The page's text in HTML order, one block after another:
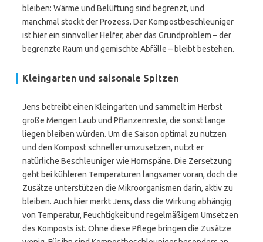
bleiben: Wärme und Belüftung sind begrenzt, und
manchmal stockt der Prozess. Der Kompostbeschleuniger
ist hier ein sinnvoller Helfer, aber das Grundproblem – der
begrenzte Raum und gemischte Abfälle – bleibt bestehen.
Kleingarten und saisonale Spitzen
Jens betreibt einen Kleingarten und sammelt im Herbst
große Mengen Laub und Pflanzenreste, die sonst lange
liegen bleiben würden. Um die Saison optimal zu nutzen
und den Kompost schneller umzusetzen, nutzt er
natürliche Beschleuniger wie Hornspäne. Die Zersetzung
geht bei kühleren Temperaturen langsamer voran, doch die
Zusätze unterstützen die Mikroorganismen darin, aktiv zu
bleiben. Auch hier merkt Jens, dass die Wirkung abhängig
von Temperatur, Feuchtigkeit und regelmäßigem Umsetzen
des Komposts ist. Ohne diese Pflege bringen die Zusätze